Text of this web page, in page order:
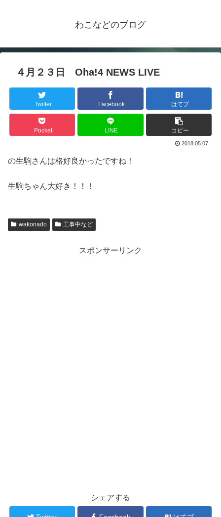
わこなどのブログ
４月２３日 Oha!4 NEWS LIVE
Twitter Facebook はてブ
Pocket LINE コピー
2018.05.07
の生駒さんは格好良かったですね！
生駒ちゃん大好き！！！
wakonado 工事中など
スポンサーリンク
シェアする